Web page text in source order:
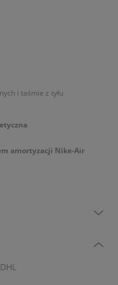
i taśmie z tyłu
amortyzacji Nike-Air